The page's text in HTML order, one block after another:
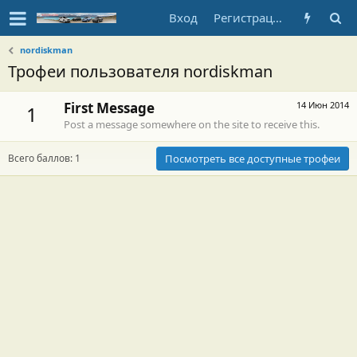
Вход Регистрация
nordiskman
Трофеи пользователя nordiskman
1 14 Июн 2014
First Message
Post a message somewhere on the site to receive this.
Всего баллов: 1 Посмотреть все доступные трофеи